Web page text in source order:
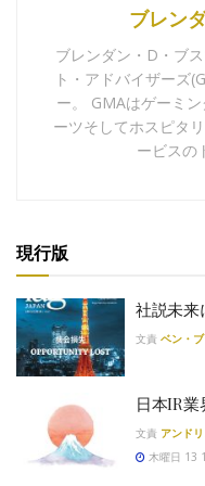
ブレン
ブレンダン・D・ブ
ト・アドバイザーズ
ー。 GMAはゲーミ
ーツそしてホスピタ
ービスの
現行版
社説未来
文責 ベン・
日本IR
文責 アンド
木曜日 13